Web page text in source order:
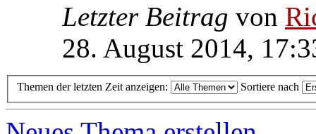
Letzter Beitrag von
28. August 2014,
Themen der letzten Zeit anzeigen: Sortiere nach